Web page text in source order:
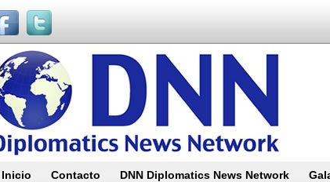
Inicio Contacto DNN Diplomatics News Network